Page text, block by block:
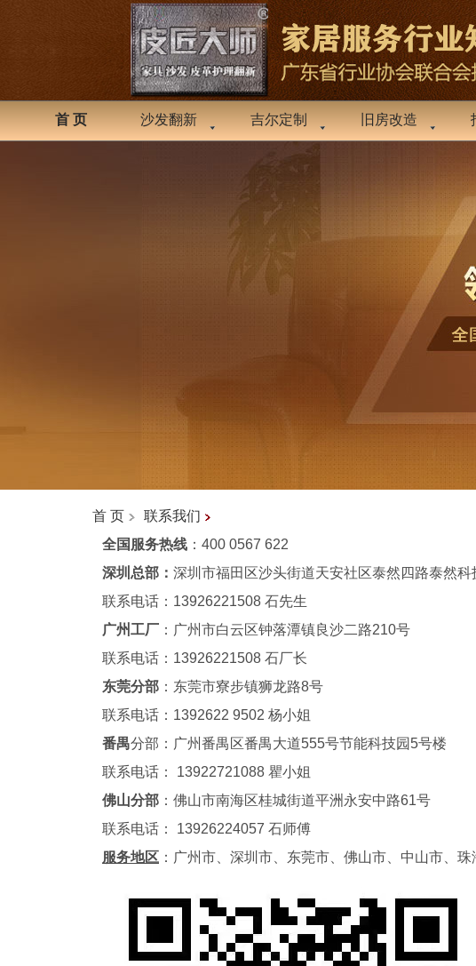
首 页 沙发翻新 吉尔定制 旧房改造
首 页
联系我们
全国服务热线 ：400 0567 622
深圳总部： 深圳市福田区沙头街道天安社区泰然四路泰然
联系电话：13926221508 石先生
广州工厂 ：广州市白云区钟落潭镇良沙二
联系电话：13926221508 石厂长
东莞分部 ：东莞市寮步镇狮龙
联系电话：1392622 9502 杨小姐
番禺分部：广州番禺区番禺大道555号节能科
联系电话： 13922721088 瞿小姐
佛山分部 ：佛山市南海区桂城街道平洲永安中路61
联系电话： 13926224057 石师傅
服务地区 ：广州市、深圳市、东莞市、佛山市、中山市、